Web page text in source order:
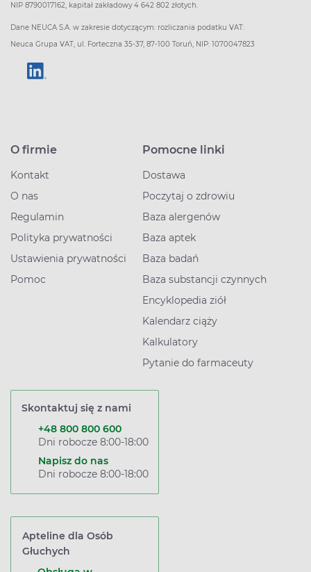
NIP 8790017162, kapitał zakładowy 4 642 802 złotych.
Dane NEUCA S.A. w zakresie dotyczącym: rozliczania podatku VAT:
Neuca Grupa VAT, ul. Forteczna 35-37, 87-100 Toruń, NIP: 1070047823
O firmie
Kontakt
O nas
Regulamin
Polityka prywatności
Ustawienia prywatności
Pomoc
Pomocne linki
Dostawa
Poczytaj o zdrowiu
Baza alergenów
Baza aptek
Baza badań
Baza substancji czynnych
Encyklopedia ziół
Kalendarz ciąży
Kalkulatory
Pytanie do farmaceuty
Skontaktuj się z nami
+48 800 800 600
Dni robocze 8:00-18:00
Napisz do nas
Dni robocze 8:00-18:00
Apteline dla Osób
Głuchych